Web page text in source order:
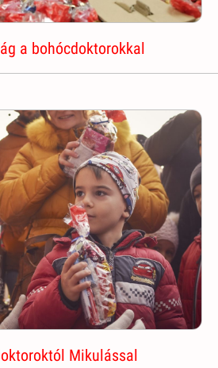
a bohócdoktorokkal
Mikulással